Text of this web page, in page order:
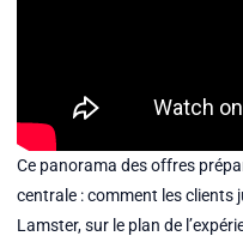
Ce panorama des offres
centrale : comment les clients
Lamster, sur le plan de